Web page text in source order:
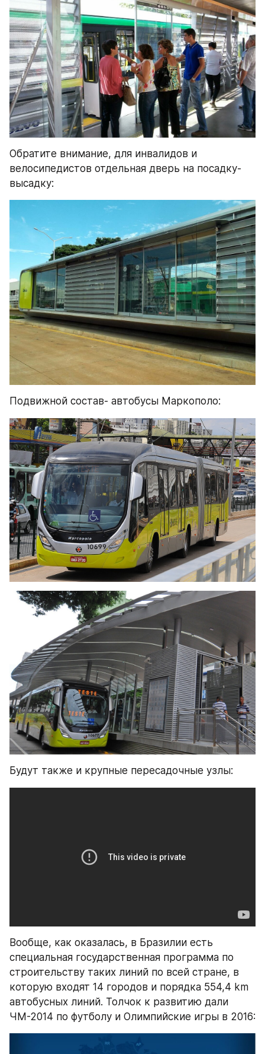
Обратите внимание, для инвалидов и
велосипедистов отдельная дверь на посадку-
высадку:
Подвижной состав- автобусы Маркополо:
Будут также и крупные пересадочные узлы:
Вообще, как оказалась, в Бразилии есть
специальная государственная программа по
строительству таких линий по всей стране, в
которую входят 14 городов и порядка 554,4 km
автобусных линий. Толчок к развитию дали
ЧМ-2014 по футболу и Олимпийские игры в 2016: